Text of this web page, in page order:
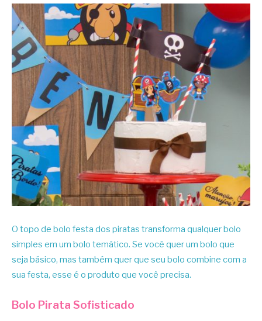
O topo de bolo festa dos piratas transforma qualquer bolo
simples em um bolo temático. Se você quer um bolo que
seja básico, mas também quer que seu bolo combine com a
sua festa, esse é o produto que você precisa.
Bolo Pirata Sofisticado